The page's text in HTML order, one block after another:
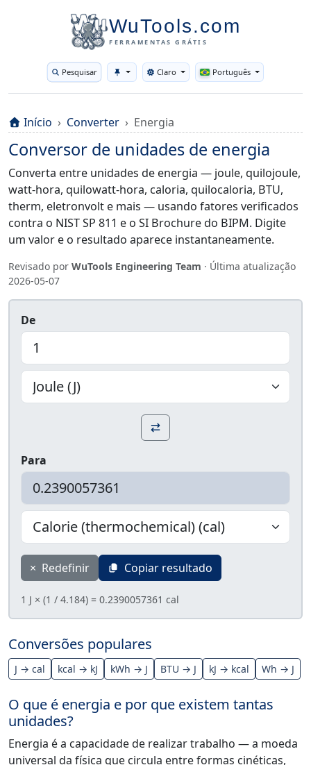
WuTools.com
FERRAMENTAS GRÁTIS
Pesquisar Toggle theme
Claro Português
Início Converter Energia
Conversor de unidades de energia
Converta entre unidades de energia — joule, quilojoule,
watt-hora, quilowatt-hora, caloria, quilocaloria, BTU,
therm, eletronvolt e mais — usando fatores verificados
contra o NIST SP 811 e o SI Brochure do BIPM. Digite
um valor e o resultado aparece instantaneamente.
Revisado por WuTools Engineering Team · Última atualização
2026-05-07
De
Para
× Redefinir Copiar resultado
1 J × (1 / 4.184) = 0.2390057361 cal
Conversões populares
J → cal kcal → kJ kWh → J BTU → J kJ → kcal Wh → J
O que é energia e por que existem tantas
unidades?
Energia é a capacidade de realizar trabalho — a moeda
universal da física que circula entre formas cinéticas,